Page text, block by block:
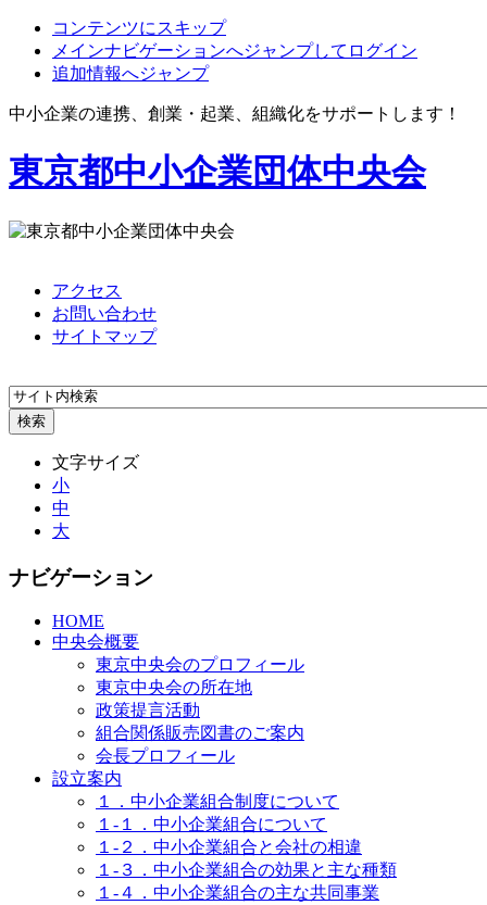
コンテンツにスキップ
メインナビゲーションへジャンプしてログイン
追加情報へジャンプ
中小企業の連携、創業・起業、組織化をサポートします！
東京都中小企業団体中央会
アクセス
お問い合わせ
サイトマップ
文字サイズ
小
中
大
ナビゲーション
HOME
中央会概要
東京中央会のプロフィール
東京中央会の所在地
政策提言活動
組合関係販売図書のご案内
会長プロフィール
設立案内
１．中小企業組合制度について
１-１．中小企業組合について
１-２．中小企業組合と会社の相違
１-３．中小企業組合の効果と主な種類
１-４．中小企業組合の主な共同事業